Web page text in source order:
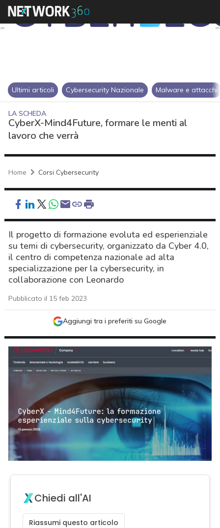
Ultimi articoli Cybersecurity Nazionale Malware e attacchi
LA SCHEDA
CyberX-Mind4Future, formare le menti al
lavoro che verrà
Home Corsi Cybersecurity
Il progetto di formazione evoluta ed esperienziale
su temi di cybersecurity, organizzato da Cyber 4.0,
il centro di competenza nazionale ad alta
specializzazione per la cybersecurity, in
collaborazione con Leonardo
Pubblicato il 15 feb 2023
Aggiungi tra i preferiti su Google
Chiedi all'AI
Riassumi questo articolo